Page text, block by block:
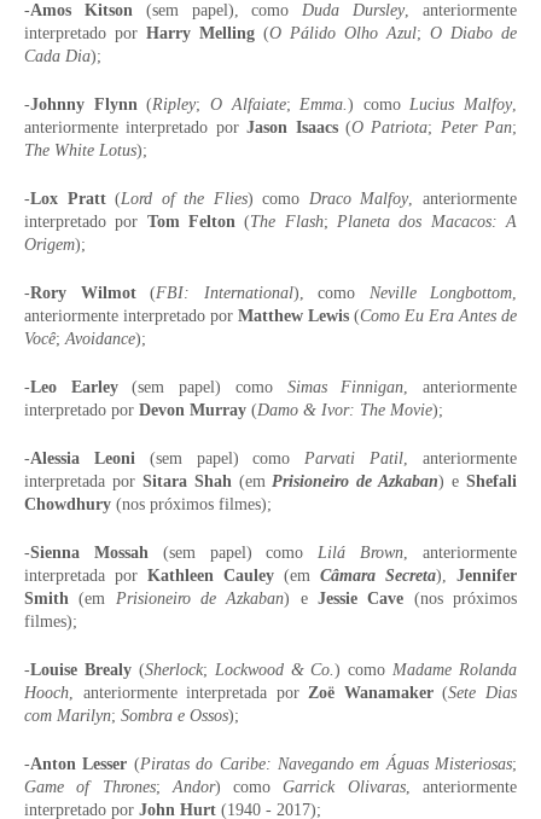
-Amos Kitson(sem papel), comoDuda Dursley, anteriormente
interpretado por Harry Melling (O Pálido Olho Azul; O Diabo de
Cada Dia);
-Johnny Flynn(Ripley; O Alfaiate;Emma.) comoLucius Malfoy,
anteriormente interpretado porJason Isaacs(O Patriota; Peter Pan;
The White Lotus);
-Lox Pratt(Lord of the Flies) como Draco Malfoy, anteriormente
interpretado por Tom Felton(The Flash;Planeta dos Macacos: A
Origem);
-Rory Wilmot(FBI: International), como Neville Longbottom,
anteriormente interpretado por Matthew Lewis (Como Eu Era Antes de
Você;Avoidance);
-Leo Earley(sem papel) como Simas Finnigan, anteriormente
interpretado por Devon Murray (Damo & Ivor: The Movie);
-Alessia Leoni(sem papel) comoParvati Patil, anteriormente
interpretada por Sitara Shah(emPrisioneiro de Azkaban) eShefali
Chowdhury (nos próximos filmes);
-Sienna Mossah(sem papel) comoLilá Brown, anteriormente
interpretada por Kathleen Cauley (em Câmara Secreta), Jennifer
Smith (em Prisioneiro de Azkaban) eJessie Cave (nos próximos
filmes);
-Louise Brealy(Sherlock; Lockwood & Co.) como Madame Rolanda
Hooch, anteriormente interpretada porZoë Wanamaker(Sete Dias
com Marilyn; Sombra e Ossos);
-Anton Lesser (Piratas do Caribe: Navegando em Águas Misteriosas;
Game of Thrones;Andor) comoGarrick Olivaras, anteriormente
interpretado por John Hurt (1940 - 2017);